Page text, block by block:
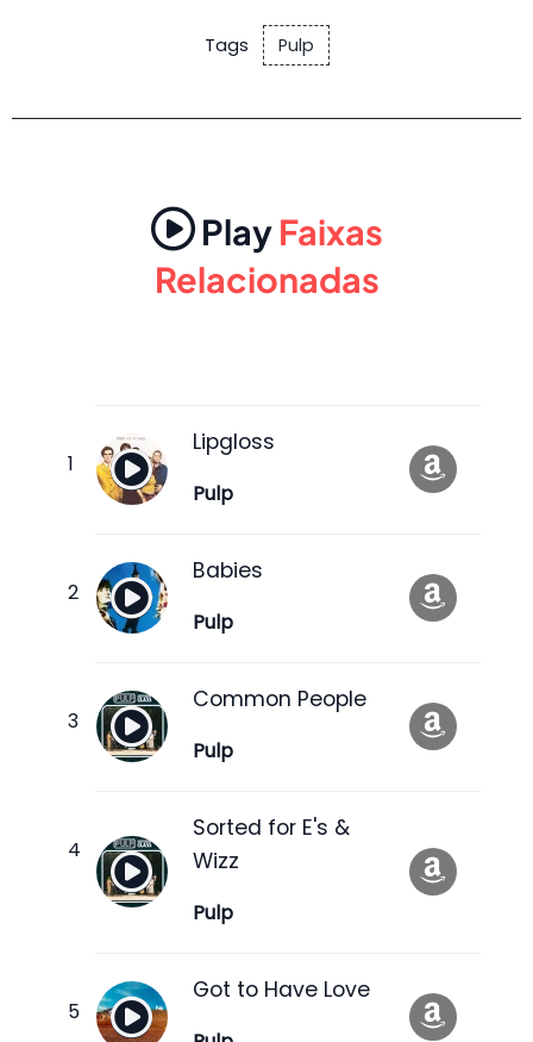
Tags Pulp
PlayFaixas
Relacionadas
Lipgloss
Pulp
Babies
Pulp
Common People
Pulp
Sorted for E's &
Wizz
Pulp
Got to Have Love